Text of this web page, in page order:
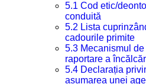
5.1 Cod etic/
conduită
5.2 Lista
cadourile primite
5.3 Mecanismul de
raportare a
5.4 Declarația
asumarea unei